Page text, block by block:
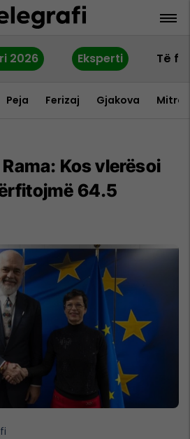
2026 Eksperti Të
Peja Ferizaj Gjakova
Kos vlerësoi
64.5